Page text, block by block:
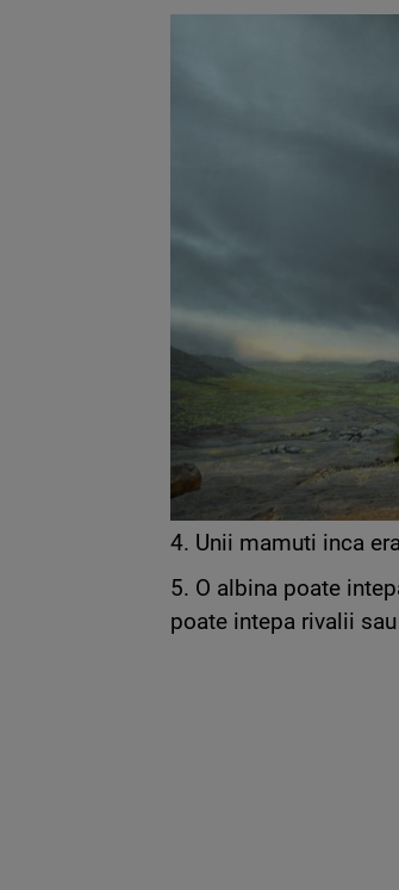
4. Unii mamuti inca
5. O albina poate
poate intepa rivalii